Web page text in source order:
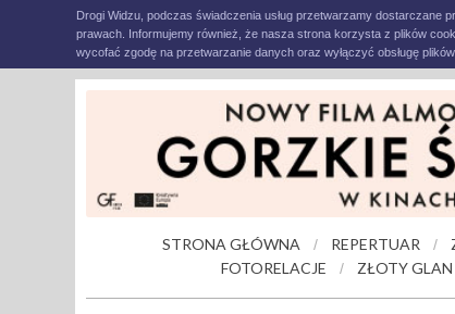
Drogi Widzu, podczas świadczenia usług przetwarzamy dostarczane
prawach. Informujemy również, że nasza strona korzysta z plików
wycofać zgodę na przetwarzanie danych oraz wyłączyć obsługę
STRONA GŁÓWNA / REPERTUAR /
FOTORELACJE
/ ZŁOTY GLAN